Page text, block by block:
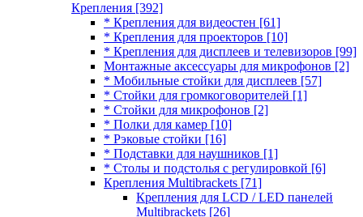
Крепления [392]
* Крепления для видеостен [61]
* Крепления для проекторов [10]
* Крепления для дисплеев и телевизоров [99]
Монтажные аксессуары для микрофонов [2]
* Мобильные стойки для дисплеев [57]
* Стойки для громкоговорителей [1]
* Стойки для микрофонов [2]
* Полки для камер [10]
* Рэковые стойки [16]
* Подставки для наушников [1]
* Столы и подстолья с регулировкой [6]
Крепления Multibrackets [71]
Крепления для LCD / LED панелей
Multibrackets [26]